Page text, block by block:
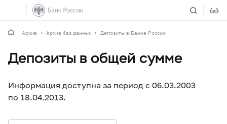
Архив Архив баз данных Депозиты в Банке России
Депозиты в общей сумме
Информация доступна за период с 06.03.2003
по 18.04.2013.